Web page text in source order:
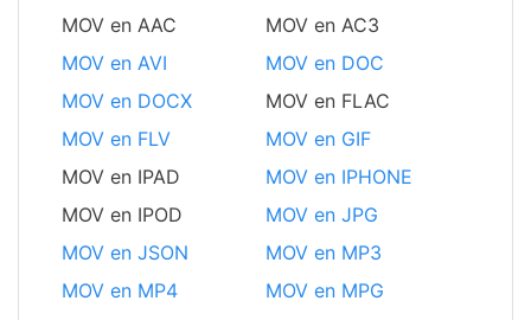
MOV en AAC
MOV en AC3
MOV en AVI
MOV en DOC
MOV en DOCX
MOV en FLAC
MOV en FLV
MOV en GIF
MOV en IPAD
MOV en IPHONE
MOV en IPOD
MOV en JPG
MOV en JSON
MOV en MP3
MOV en MP4
MOV en MPG